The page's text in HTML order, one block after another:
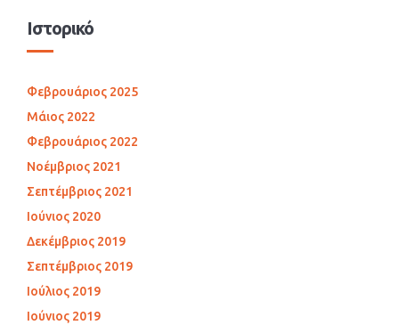
Ιστορικό
Φεβρουάριος 2025
Μάιος 2022
Φεβρουάριος 2022
Νοέμβριος 2021
Σεπτέμβριος 2021
Ιούνιος 2020
Δεκέμβριος 2019
Σεπτέμβριος 2019
Ιούλιος 2019
Ιούνιος 2019